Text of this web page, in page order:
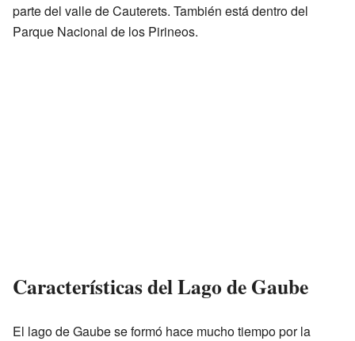
parte del valle de Cauterets. También está dentro del
Parque Nacional de los Pirineos.
Características del Lago de Gaube
El lago de Gaube se formó hace mucho tiempo por la